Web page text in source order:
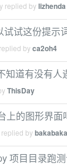
replied bylizhenda
试这份提示
byca2oh4
知道有没有人
ThisDay
的图形界面
bybakabaka
项目目录跑